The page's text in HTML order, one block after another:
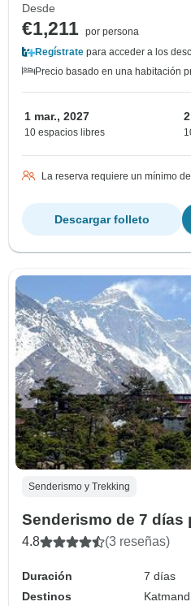
Desde
€1,211 por persona
Regístrate para acceder a los
Precio basado en una habitación
1 mar., 2027
10 espacios libres
La reserva requiere un mínimo
Descargar folleto
Senderismo y Trekking
Senderismo de 7 días
4.8 (3 reseñas)
Duración
7 días
Destinos